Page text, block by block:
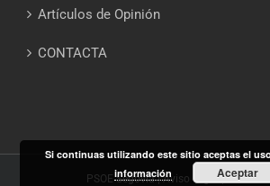
Artículos de Opinión
CONTACTA
PSOE Segovia |Aviso Legal|Política
Si continuas utilizando este sitio aceptas el
información
Aceptar